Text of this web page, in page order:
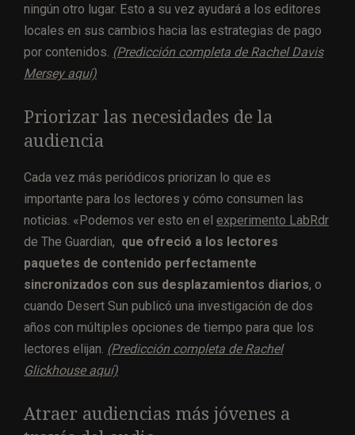
ningún otro lugar. Esto a su vez ayudará a los editores
locales en sus cambios hacia las estrategias de pago
por contenidos. (Predicción completa de Rachel Davis
Mersey aquí)
Priorizar las necesidades de la
audiencia
Cada vez más periódicos priorizan lo que es
importante para los lectores y cómo consumen las
noticias. «Podemos ver esto en el experimento LabRdr
de The Guardian, que ofreció a los lectores
paquetes de contenido perfectamente
sincronizados con sus desplazamientos diarios, o
cuando Desert Sun publicó una investigación de dos
años con múltiples opciones de tiempo para que los
lectores elijan. (Predicción completa de Rachel
Glickhouse aquí)
Atraer audiencias más jóvenes a